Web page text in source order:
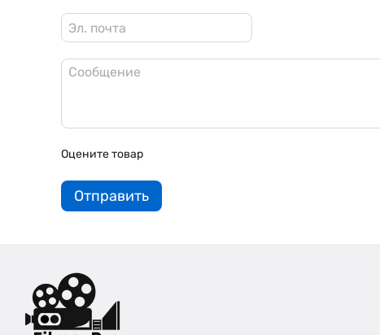
Оцените товар
Отправить